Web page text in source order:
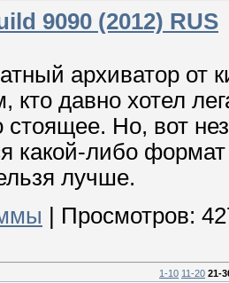
9090 (2012) RUS
архиватор от
кто давно хотел
стоящее. Но, вот
какой-либо
лучше.
| Просмотров:
1-10 11-20 21-